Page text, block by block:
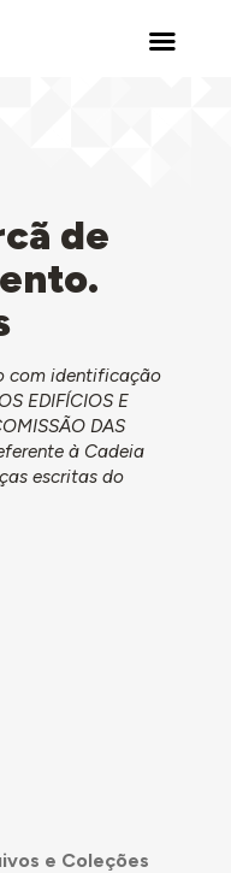
de
com identificação
EDIFÍCIOS E
DAS
à Cadeia
escritas do
e Coleções